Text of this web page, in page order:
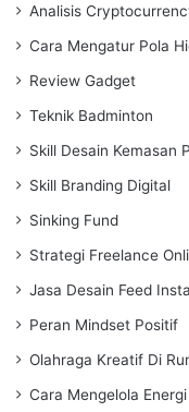
Analisis
Cara Mengatur Pola
Review Gadget
Teknik Badminton
Skill Desain Kemasan
Skill Branding Digital
Sinking Fund
Strategi Freelance
Jasa Desain Feed
Peran Mindset Positif
Olahraga Kreatif Di
Cara Mengelola